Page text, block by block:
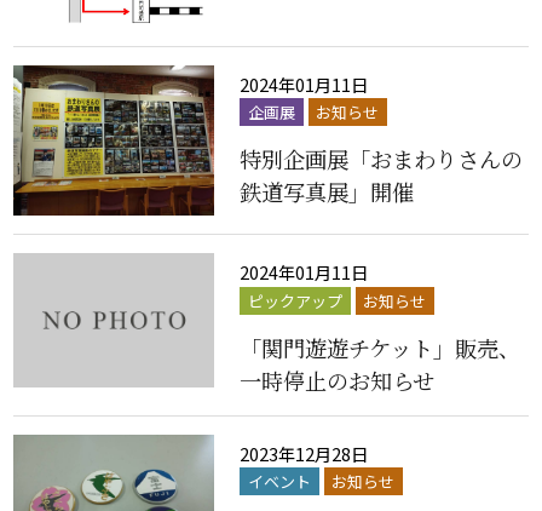
2024年01月11日
企画展 お知らせ
特別企画展「おまわりさんの
鉄道写真展」開催
2024年01月11日
ピックアップ お知らせ
「関門遊遊チケット」販売、
一時停止のお知らせ
2023年12月28日
イベント お知らせ